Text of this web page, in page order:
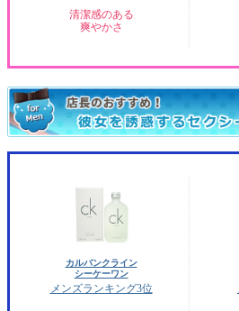
清潔感のある
爽やかさ
カルバンクライン
シーケーワン
メンズランキング3位